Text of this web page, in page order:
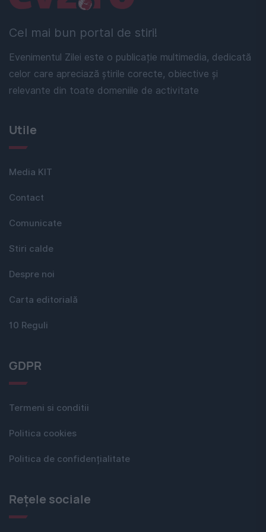
Cel mai bun portal de stiri!
Evenimentul Zilei este o publicație multimedia, dedicată
celor care apreciază știrile corecte, obiective și
relevante din toate domeniile de activitate
Utile
Media KIT
Contact
Comunicate
Stiri calde
Despre noi
Carta editorială
10 Reguli
GDPR
Termeni si conditii
Politica cookies
Politica de confidențialitate
Rețele sociale